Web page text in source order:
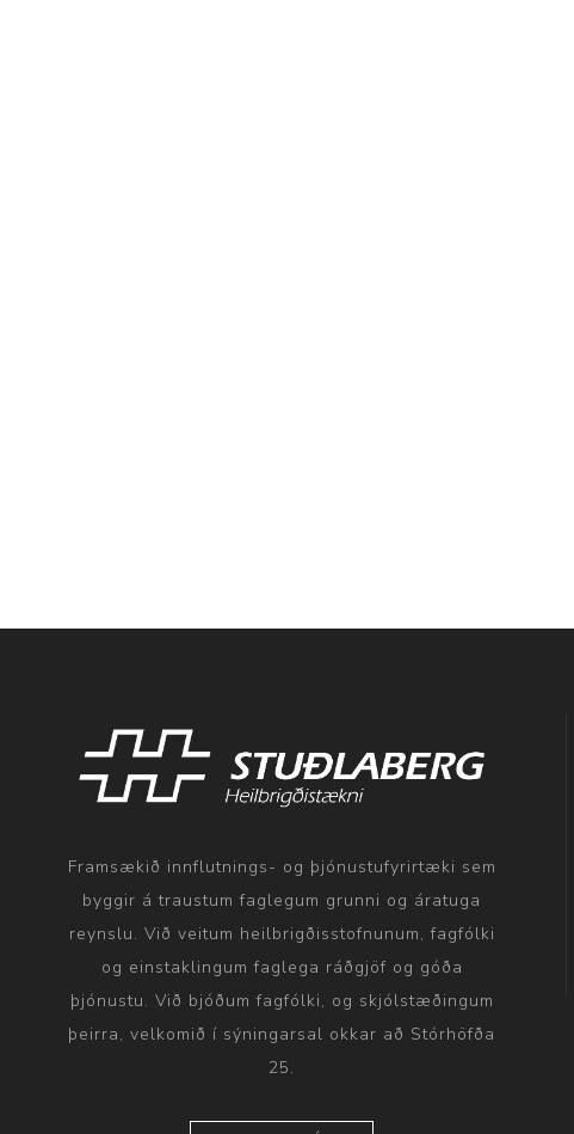
Framsækið innflutnings- og þjónustufyrirtæki sem
byggir á traustum faglegum grunni og áratuga
reynslu. Við veitum heilbrigðisstofnunum, fagfólki
og einstaklingum faglega ráðgjöf og góða
þjónustu. Við bjóðum fagfólki, og skjólstæðingum
þeirra, velkomið í sýningarsal okkar að Stórhöfða
25.